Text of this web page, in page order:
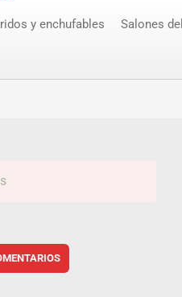
y enchufables Salones